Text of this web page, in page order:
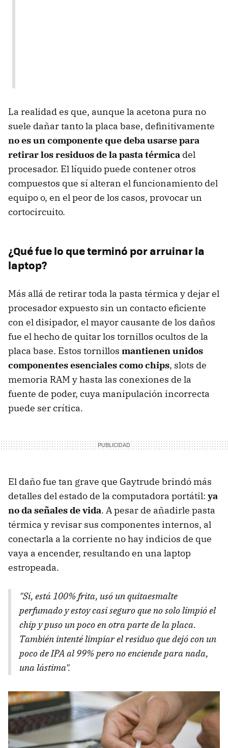
La realidad es que, aunque la acetona pura no
suele dañar tanto la placa base, definitivamente
no es un componente que deba usarse para
retirar los residuos de la pasta térmica del
procesador. El líquido puede contener otros
compuestos que sí alteran el funcionamiento del
equipo o, en el peor de los casos, provocar un
cortocircuito.
¿Qué fue lo que terminó por arruinar la
laptop?
Más allá de retirar toda la pasta térmica y dejar el
procesador expuesto sin un contacto eficiente
con el disipador, el mayor causante de los daños
fue el hecho de quitar los tornillos ocultos de la
placa base. Estos tornillos mantienen unidos
componentes esenciales como chips, slots de
memoria RAM y hasta las conexiones de la
fuente de poder, cuya manipulación incorrecta
puede ser crítica.
El daño fue tan grave que Gaytrude brindó más
detalles del estado de la computadora portátil: ya
no da señales de vida. A pesar de añadirle pasta
térmica y revisar sus componentes internos, al
conectarla a la corriente no hay indicios de que
vaya a encender, resultando en una laptop
estropeada.
"Sí, está 100% frita, usó un quitaesmalte
perfumado y estoy casi seguro que no solo limpió el
chip y puso un poco en otra parte de la placa.
También intenté limpiar el residuo que dejó con un
poco de IPA al 99% pero no enciende para nada,
una lástima".